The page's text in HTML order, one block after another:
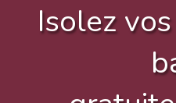
Isolez